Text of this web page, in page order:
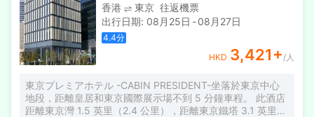
香港 東京 往返機票
出行日期: 08月25日 -08月27日
4.4分
HKD 3,421+ /人
東京プレミアホテル -CABIN PRESIDENT-坐落於東京中心
地段，距離皇居和東京國際展示場不到 5 分鐘車程。 此酒店
距離東京灣 1.5 英里（2.4 公里），距離東京鐵塔 3.1 英里